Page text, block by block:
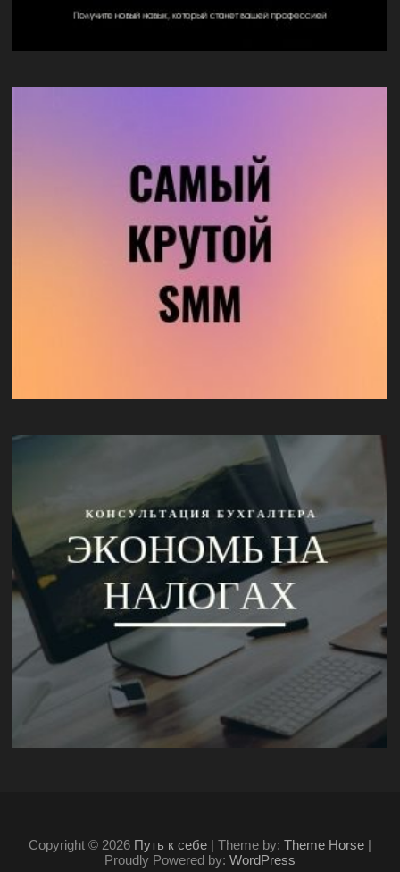
Copyright © 2026 Путь к себе | Theme by: Theme Horse |
Proudly Powered by: WordPress